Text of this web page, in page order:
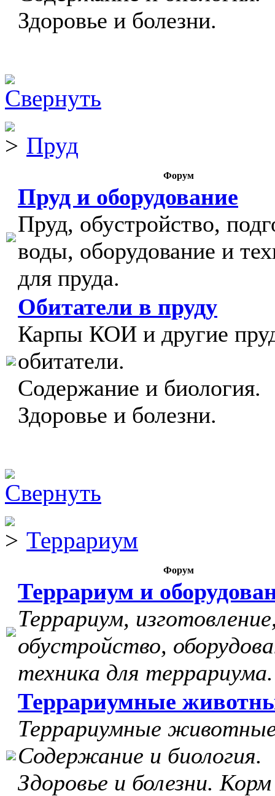
Здоровье и болезни.
Пруд
Форум
Пруд и оборудование
Пруд, обустройство,
воды, оборудование и
для пруда.
Обитатели в пруду
Карпы КОИ и другие
обитатели.
Содержание и биология.
Здоровье и болезни.
Террариум
Форум
Террариум и
Террариум,
обустройство,
техника для террариума.
Террариумные
Террариумные
Содержание и биология.
Здоровье и болезни.